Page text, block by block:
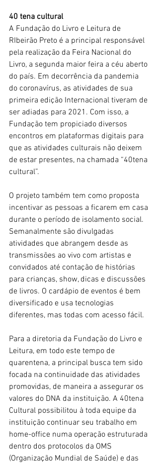
40 tena cultural
A Fundação do Livro e Leitura de
RIbeirão Preto é a principal responsável
pela realização da Feira Nacional do
Livro, a segunda maior feira a céu aberto
do país. Em decorrência da pandemia
do coronavírus, as atividades de sua
primeira edição Internacional tiveram de
ser adiadas para 2021. Com isso, a
Fundação tem propiciado diversos
encontros em plataformas digitais para
que as atividades culturais não deixem
de estar presentes, na chamada “40tena
cultural”.
O projeto também tem como proposta
incentivar as pessoas a ficarem em casa
durante o período de isolamento social.
Semanalmente são divulgadas
atividades que abrangem desde as
transmissões ao vivo com artistas e
convidados até contação de histórias
para crianças, show, dicas e discussões
de livros. O cardápio de eventos é bem
diversificado e usa tecnologias
diferentes, mas todas com acesso fácil.
Para a diretoria da Fundação do Livro e
Leitura, em todo este tempo de
quarentena, a principal busca tem sido
focada na continuidade das atividades
promovidas, de maneira a assegurar os
valores do DNA da instituição. A 40tena
Cultural possibilitou à toda equipe da
instituição continuar seu trabalho em
home-office numa operação estruturada
dentro dos protocolos da OMS
(Organização Mundial de Saúde) e das